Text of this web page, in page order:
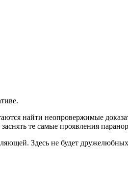
найти неопровержимые
те самые проявления
Здесь не будет